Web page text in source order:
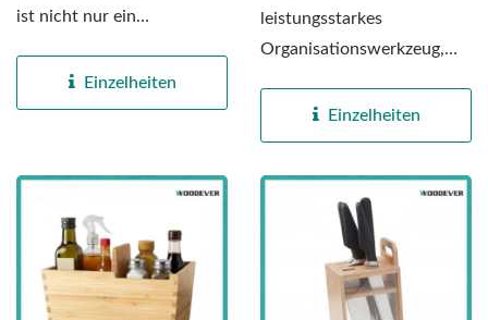
ist nicht nur ein
Ergebnis...Einzelheiten
leistungsstarkes
Organisationswerkzeug,
die Abläufe...Einzelheiten